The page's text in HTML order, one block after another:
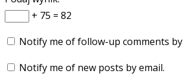
+ 75 = 82
Notify me of follow-up comments by
Notify me of new posts by email.